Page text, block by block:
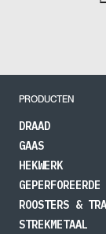
PRODUCTEN
DRAAD
GAAS
HEKWERK
ROOSTERS &
STREKMETAAL